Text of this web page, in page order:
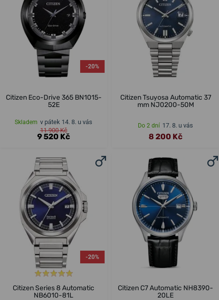
-20%
Citizen Eco-Drive 365 BN1015-
52E
Skladem v pátek 14. 8. u vás
11 900 Kč
9 520 Kč
Citizen Tsuyosa Automatic 37
mm NJ0200-50M
Do 2 dní 17. 8. u vás
8 200 Kč
-20%
Citizen Series 8 Automatic
NB6010-81L
Citizen C7 Automatic NH8390-
20LE